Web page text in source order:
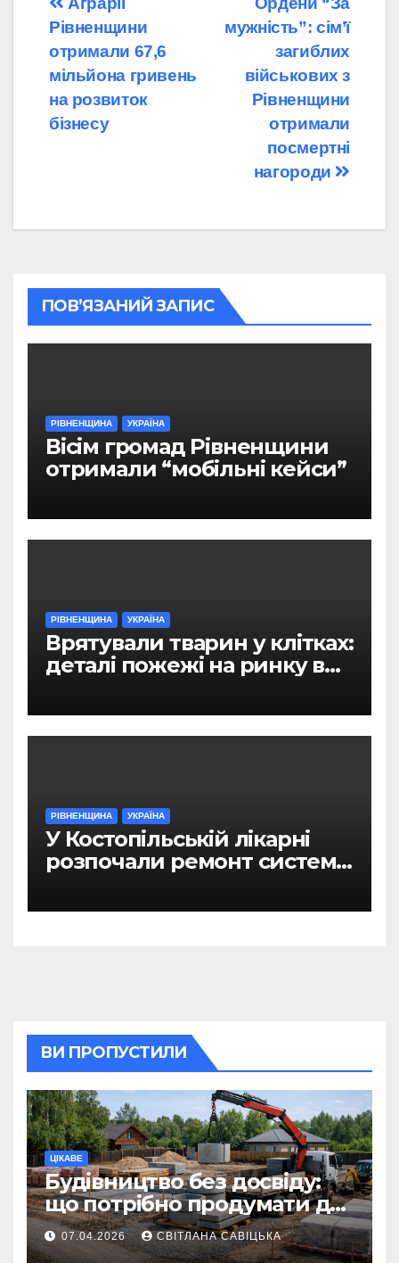
Навігація
записів
мужність”: сім’ї
загиблих
військових з
Рівненщини
отримали
посмертні
нагороди
Рівненщини
отримали 67,6
мільйона гривень
на розвиток
бізнесу
ПОВ’ЯЗАНИЙ ЗАПИС
РІВНЕНЩИНА УКРАЇНА
Вісім громад Рівненщини
отримали “мобільні кейси”
РІВНЕНЩИНА УКРАЇНА
Врятували тварин у клітках:
деталі пожежі на ринку в
РІВНЕНЩИНА УКРАЇНА
У Костопільській лікарні
розпочали ремонт системи
ВИ ПРОПУСТИЛИ
ЦІКАВЕ
Будівництво без досвіду:
що потрібно продумати до
першої доставки на
ділянку
07.04.2026 СВІТЛАНА САВІЦЬКА